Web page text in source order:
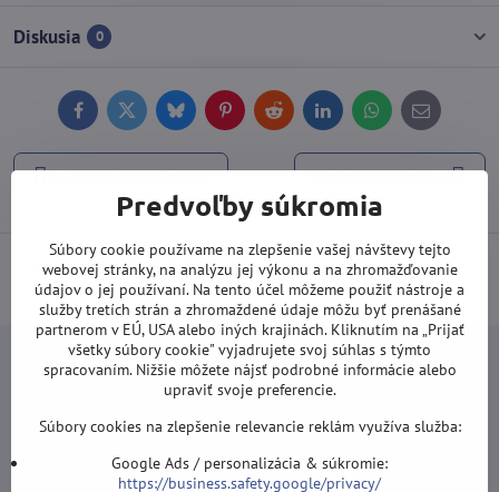
Diskusia 0
FacebookTwitterBlueskyPinterestReddit LinkedInWhatsApp
E-
mail
Predchádzajúci produkt Nasledujúci produkt
Doprava od 100 EUR ZDARMA(Platí pri platbe prevodom alebo
kartou).
Newsletter
Odoberať naše novinky:
Predvoľby súkromia
Súbory cookie používame na zlepšenie vašej návštevy tejto
webovej stránky, na analýzu jej výkonu a na zhromažďovanie
údajov o jej používaní. Na tento účel môžeme použiť nástroje a
služby tretích strán a zhromaždené údaje môžu byť prenášané
partnerom v EÚ, USA alebo iných krajinách. Kliknutím na „Prijať
všetky súbory cookie" vyjadrujete svoj súhlas s týmto
spracovaním. Nižšie môžete nájsť podrobné informácie alebo
upraviť svoje preferencie.
Súbory cookies na zlepšenie relevancie reklám využíva služba:
Google Ads / personalizácia & súkromie:
https://business.safety.google/privacy/